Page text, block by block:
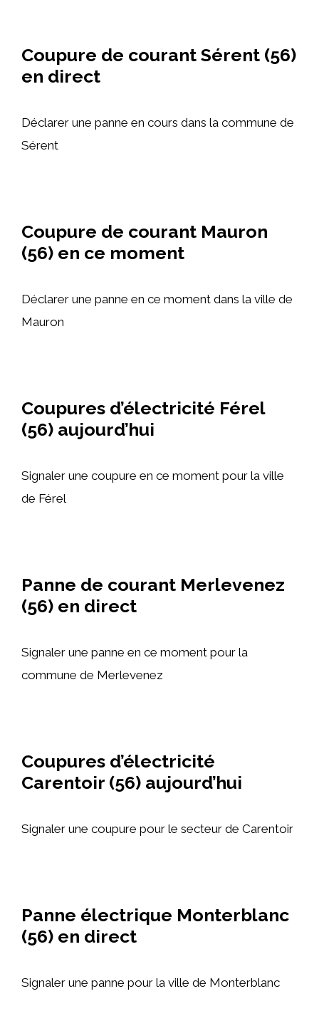
Coupure de courant Sérent (56)
en direct
Déclarer une panne en cours dans la commune de
Sérent
Coupure de courant Mauron
(56) en ce moment
Déclarer une panne en ce moment dans la ville de
Mauron
Coupures d’électricité Férel
(56) aujourd’hui
Signaler une coupure en ce moment pour la ville
de Férel
Panne de courant Merlevenez
(56) en direct
Signaler une panne en ce moment pour la
commune de Merlevenez
Coupures d’électricité
Carentoir (56) aujourd’hui
Signaler une coupure pour le secteur de Carentoir
Panne électrique Monterblanc
(56) en direct
Signaler une panne pour la ville de Monterblanc